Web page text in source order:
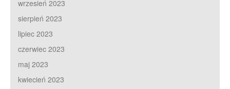
wrzesień 2023
sierpień 2023
lipiec 2023
czerwiec 2023
maj 2023
kwiecień 2023